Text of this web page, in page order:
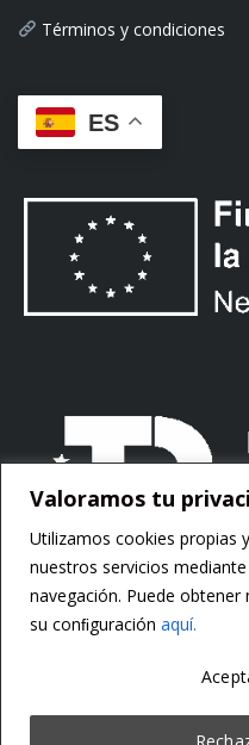
Valoramos tu
Utilizamos cookies propias
nuestros servicios
navegación. Puede
su conﬁguración aquí.
Términos y condiciones
ES